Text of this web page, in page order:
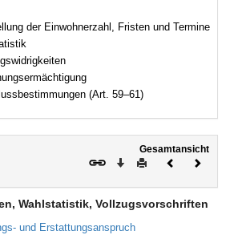
der Einwohnerzahl, Fristen und Termine
(Art. 59–61)
Gesamtansicht
Download
DruckenVorheriges
Wahlstatistik, Vollzugsvorschriften
und Erstattungsanspruch